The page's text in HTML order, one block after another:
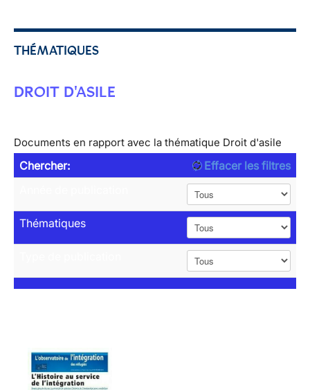
THÉMATIQUES
DROIT D'ASILE
Documents en rapport avec la thématique Droit d'asile
Chercher:
Effacer les filtres
Thématiques